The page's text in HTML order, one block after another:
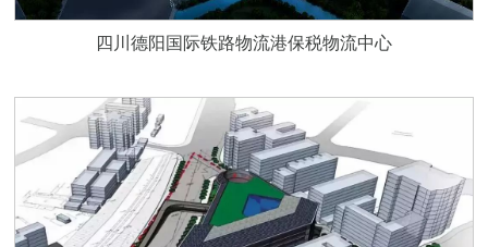
四川德阳国际铁路物流港保税物流中心